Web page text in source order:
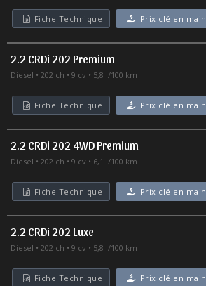
Fiche Technique Prix clé en main
2.2 CRDi 202 Premium
Diesel 202 ch 9 cv 5,8 l/100 km
Fiche Technique Prix clé en main
2.2 CRDi 202 4WD Premium
Diesel 202 ch 9 cv 6,1 l/100 km
Fiche Technique Prix clé en main
2.2 CRDi 202 Luxe
Diesel 202 ch 9 cv 5,8 l/100 km
Fiche Technique Prix clé en main